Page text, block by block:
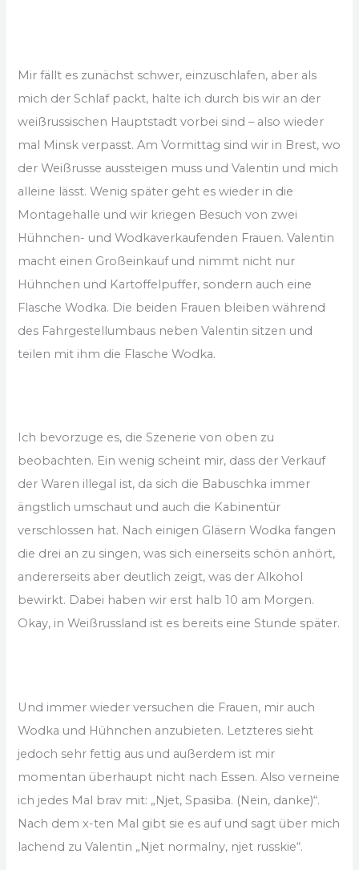
Mir fällt es zunächst schwer, einzuschlafen, aber als
mich der Schlaf packt, halte ich durch bis wir an der
weißrussischen Hauptstadt vorbei sind – also wieder
mal Minsk verpasst. Am Vormittag sind wir in Brest, wo
der Weißrusse aussteigen muss und Valentin und mich
alleine lässt. Wenig später geht es wieder in die
Montagehalle und wir kriegen Besuch von zwei
Hühnchen- und Wodkaverkaufenden Frauen. Valentin
macht einen Großeinkauf und nimmt nicht nur
Hühnchen und Kartoffelpuffer, sondern auch eine
Flasche Wodka. Die beiden Frauen bleiben während
des Fahrgestellumbaus neben Valentin sitzen und
teilen mit ihm die Flasche Wodka.
Ich bevorzuge es, die Szenerie von oben zu
beobachten. Ein wenig scheint mir, dass der Verkauf
der Waren illegal ist, da sich die Babuschka immer
ängstlich umschaut und auch die Kabinentür
verschlossen hat. Nach einigen Gläsern Wodka fangen
die drei an zu singen, was sich einerseits schön anhört,
andererseits aber deutlich zeigt, was der Alkohol
bewirkt. Dabei haben wir erst halb 10 am Morgen.
Okay, in Weißrussland ist es bereits eine Stunde später.
Und immer wieder versuchen die Frauen, mir auch
Wodka und Hühnchen anzubieten. Letzteres sieht
jedoch sehr fettig aus und außerdem ist mir
momentan überhaupt nicht nach Essen. Also verneine
ich jedes Mal brav mit: „Njet, Spasiba. (Nein, danke)“.
Nach dem x-ten Mal gibt sie es auf und sagt über mich
lachend zu Valentin „Njet normalny, njet russkie“.